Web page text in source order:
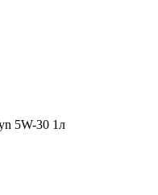
5W-30 1л